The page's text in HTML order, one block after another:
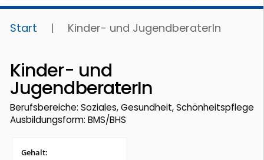
Start | Kinder- und JugendberaterIn
Kinder- und
JugendberaterIn
Berufsbereiche: Soziales, Gesundheit, Schönheitspflege
Ausbildungsform: BMS/BHS
Gehalt: